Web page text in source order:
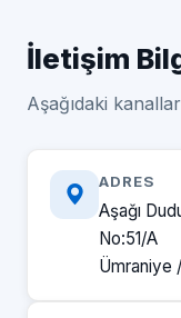
İletişim
Aşağıdaki
ADRES
Aşağı
No:51/A
Ümraniye